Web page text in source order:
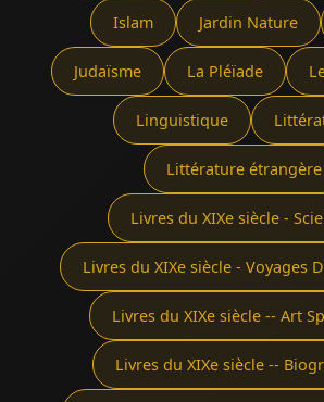
Islam Jardin Nature
Judaïsme La Pléïade
Linguistique
Littérature étrangère
Livres du XIXe siècle -
Livres du XIXe siècle - Voyages
Livres du XIXe siècle -- Art
Livres du XIXe siècle --